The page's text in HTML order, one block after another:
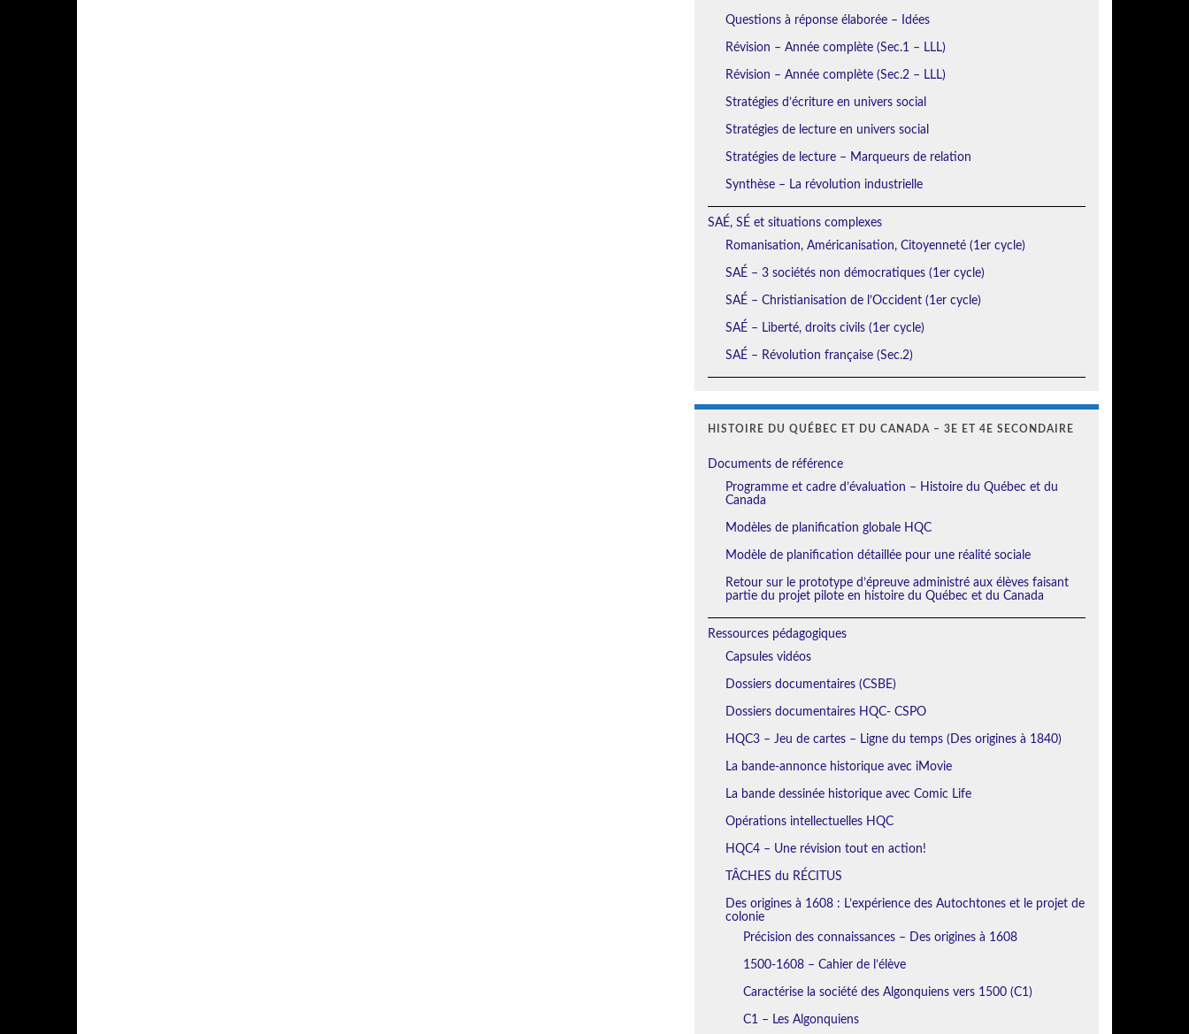
Questions à réponse élaborée – Idées
Révision – Année complète (Sec.1 – LLL)
Révision – Année complète (Sec.2 – LLL)
Stratégies d’écriture en univers social
Stratégies de lecture en univers social
Stratégies de lecture – Marqueurs de relation
Synthèse – La révolution industrielle
SAÉ, SÉ et situations complexes
Romanisation, Américanisation, Citoyenneté (1er cycle)
SAÉ – 3 sociétés non démocratiques (1er cycle)
SAÉ – Christianisation de l’Occident (1er cycle)
SAÉ – Liberté, droits civils (1er cycle)
SAÉ – Révolution française (Sec.2)
HISTOIRE DU QUÉBEC ET DU CANADA – 3E ET 4E SECONDAIRE
Documents de référence
Programme et cadre d’évaluation – Histoire du Québec et du
Canada
Modèles de planification globale HQC
Modèle de planification détaillée pour une réalité sociale
Retour sur le prototype d’épreuve administré aux élèves faisant
partie du projet pilote en histoire du Québec et du Canada
Ressources pédagogiques
Capsules vidéos
Dossiers documentaires (CSBE)
Dossiers documentaires HQC- CSPO
HQC3 – Jeu de cartes – Ligne du temps (Des origines à 1840)
La bande-annonce historique avec iMovie
La bande dessinée historique avec Comic Life
Opérations intellectuelles HQC
HQC4 – Une révision tout en action!
TÂCHES du RÉCITUS
Des origines à 1608 : L’expérience des Autochtones et le projet de
colonie
Précision des connaissances – Des origines à 1608
1500-1608 – Cahier de l’élève
Caractérise la société des Algonquiens vers 1500 (C1)
C1 – Les Algonquiens